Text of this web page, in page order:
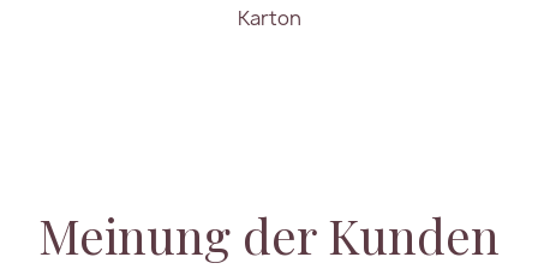
Karton
Meinung der Kunden